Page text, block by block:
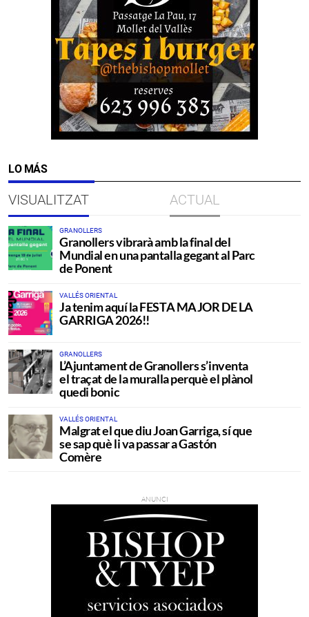
LO MÁS
VISUALITZAT ACTUAL
GRANOLLERS
Granollers vibrarà amb la final del
Mundial en una pantalla gegant al Parc
de Ponent
VALLÉS ORIENTAL
Ja tenim aquí la FESTA MAJOR DE LA
GARRIGA 2026!!
GRANOLLERS
L’Ajuntament de Granollers s’inventa
el traçat de la muralla perquè el plànol
quedi bonic
VALLÉS ORIENTAL
Malgrat el que diu Joan Garriga, sí que
se sap què li va passar a Gastón
Comère